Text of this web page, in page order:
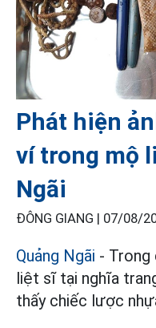
Phát hiện
ví trong mộ
Ngãi
ĐÔNG GIANG | 07/08/
Quảng Ngãi - Trong
liệt sĩ tại nghĩa
thấy chiếc lược